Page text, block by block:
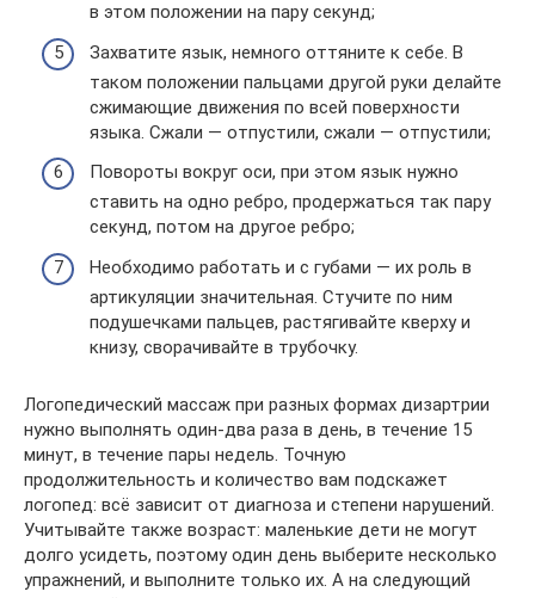
в этом положении на пару секунд;
Захватите язык, немного оттяните к себе. В
таком положении пальцами другой руки делайте
сжимающие движения по всей поверхности
языка. Сжали — отпустили, сжали — отпустили;
Повороты вокруг оси, при этом язык нужно
ставить на одно ребро, продержаться так пару
секунд, потом на другое ребро;
Необходимо работать и с губами — их роль в
артикуляции значительная. Стучите по ним
подушечками пальцев, растягивайте кверху и
книзу, сворачивайте в трубочку.
Логопедический массаж при разных формах дизартрии
нужно выполнять один-два раза в день, в течение 15
минут, в течение пары недель. Точную
продолжительность и количество вам подскажет
логопед: всё зависит от диагноза и степени нарушений.
Учитывайте также возраст: маленькие дети не могут
долго усидеть, поэтому один день выберите несколько
упражнений, и выполните только их. А на следующий